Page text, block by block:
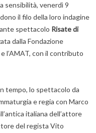
sensibilità, venerdì 9
il filo della loro indagine
spettacolo Risate di
dalla Fondazione
l’AMAT, con il contributo
tempo, lo spettacolo da
e regia con Marco
italiana dell’attore
del regista Vito